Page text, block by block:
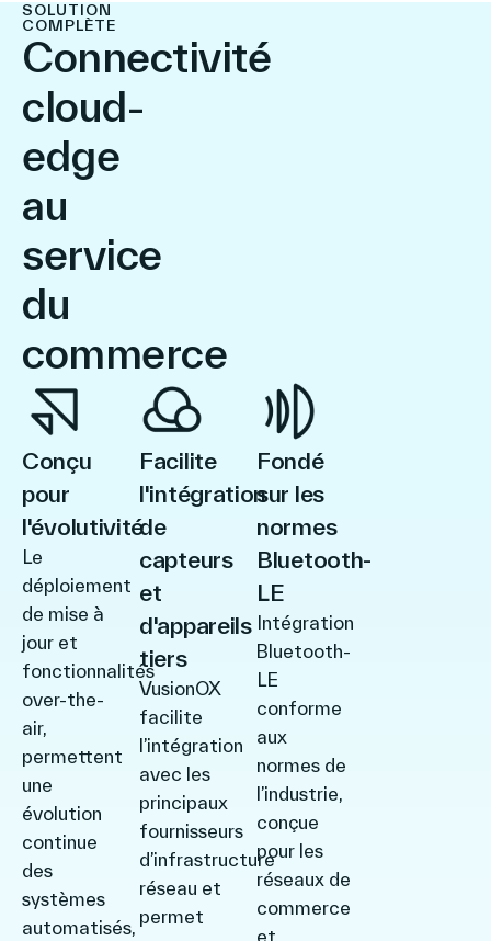
SOLUTION
COMPLÈTE
Connectivité
cloud-
edge
au
service
du
commerce
Conçu
pour
l'évolutivité
Le
déploiement
de mise à
jour et
fonctionnalités
over-the-
air,
permettent
une
évolution
continue
des
systèmes
automatisés,
Facilite
l'intégration
de
capteurs
et
d'appareils
tiers
VusionOX
facilite
l’intégration
avec les
principaux
fournisseurs
d’infrastructure
réseau et
permet
Fondé
sur les
normes
Bluetooth-
LE
Intégration
Bluetooth-
LE
conforme
aux
normes de
l’industrie,
conçue
pour les
réseaux de
commerce
et